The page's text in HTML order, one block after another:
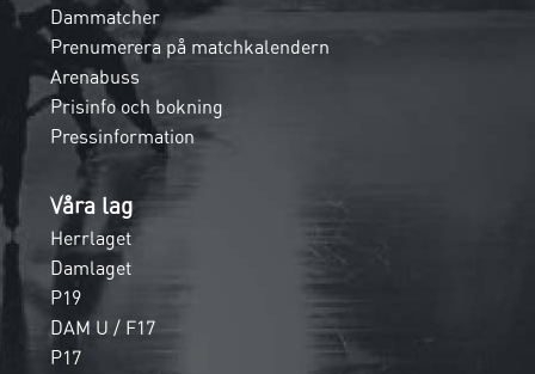
Dammatcher
Prenumerera på matchkalendern
Arenabuss
Prisinfo och bokning
Pressinformation
Våra lag
Herrlaget
Damlaget
P19
DAM U / F17
P17